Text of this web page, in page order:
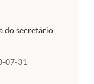
do secretário
07-31